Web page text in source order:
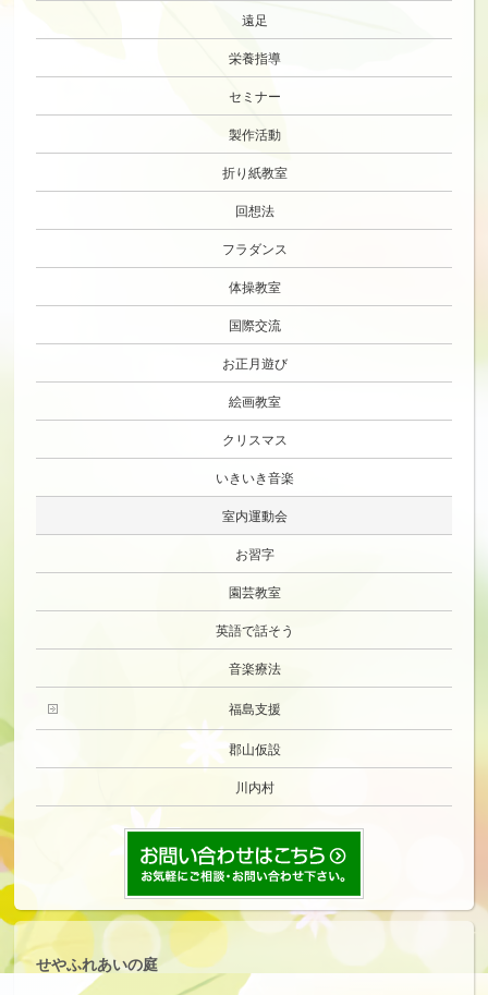
遠足
栄養指導
セミナー
製作活動
折り紙教室
回想法
フラダンス
体操教室
国際交流
お正月遊び
絵画教室
クリスマス
いきいき音楽
室内運動会
お習字
園芸教室
英語で話そう
音楽療法
福島支援
郡山仮設
川内村
せやふれあいの庭